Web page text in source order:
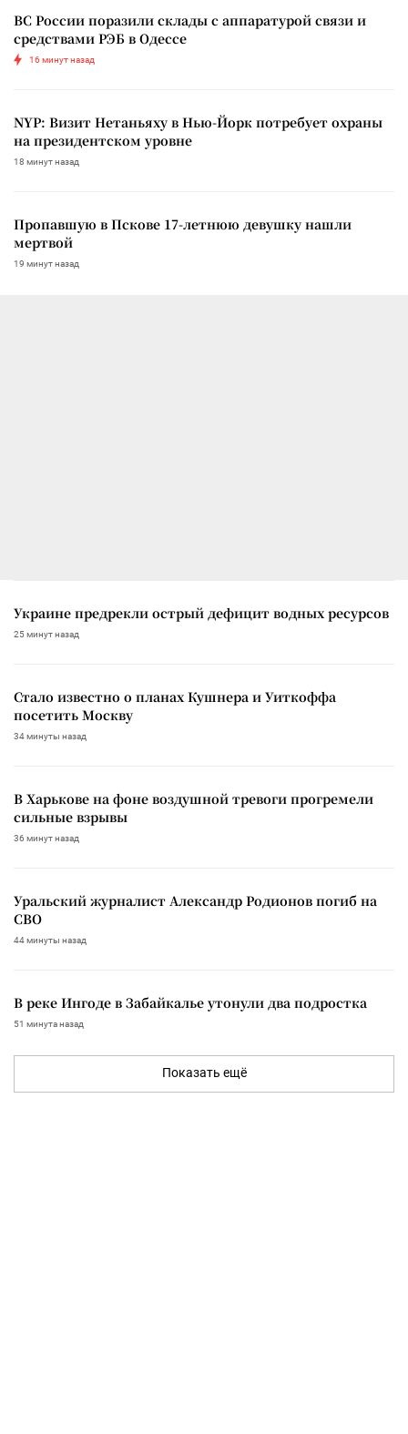
ВС России поразили склады с аппаратурой связи и
средствами РЭБ в Одессе
16 минут назад
NYP: Визит Нетаньяху в Нью-Йорк потребует охраны
на президентском уровне
18 минут назад
Пропавшую в Пскове 17-летнюю девушку нашли
мертвой
19 минут назад
Украине предрекли острый дефицит водных ресурсов
25 минут назад
Стало известно о планах Кушнера и Уиткоффа
посетить Москву
34 минуты назад
В Харькове на фоне воздушной тревоги прогремели
сильные взрывы
36 минут назад
Уральский журналист Александр Родионов погиб на
СВО
44 минуты назад
В реке Ингоде в Забайкалье утонули два подростка
51 минута назад
Показать ещё